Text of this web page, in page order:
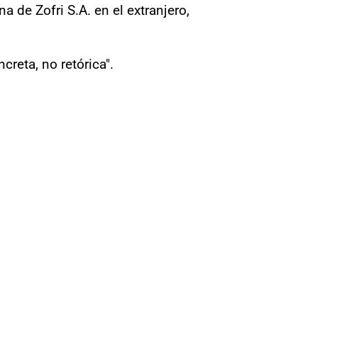
de Zofri S.A. en el extranjero,
no retórica".